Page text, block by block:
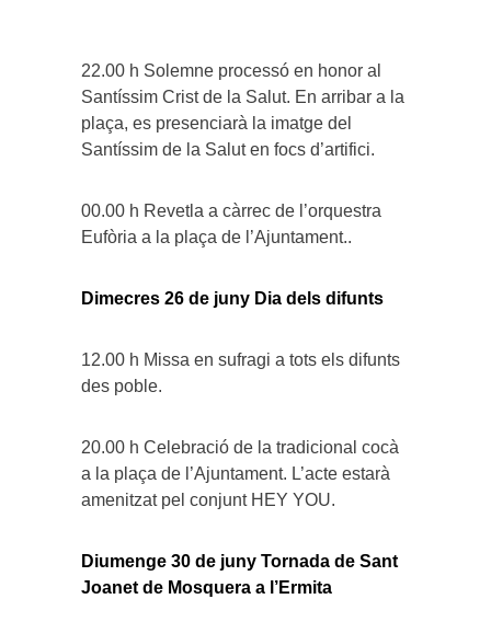
22.00 h Solemne processó en honor al
Santíssim Crist de la Salut. En arribar a la
plaça, es presenciarà la imatge del
Santíssim de la Salut en focs d’artifici.
00.00 h Revetla a càrrec de l’orquestra
Eufòria a la plaça de l’Ajuntament..
Dimecres 26 de juny Dia dels difunts
12.00 h Missa en sufragi a tots els difunts
des poble.
20.00 h Celebració de la tradicional cocà
a la plaça de l’Ajuntament. L’acte estarà
amenitzat pel conjunt HEY YOU.
Diumenge 30 de juny Tornada de Sant
Joanet de Mosquera a l’Ermita